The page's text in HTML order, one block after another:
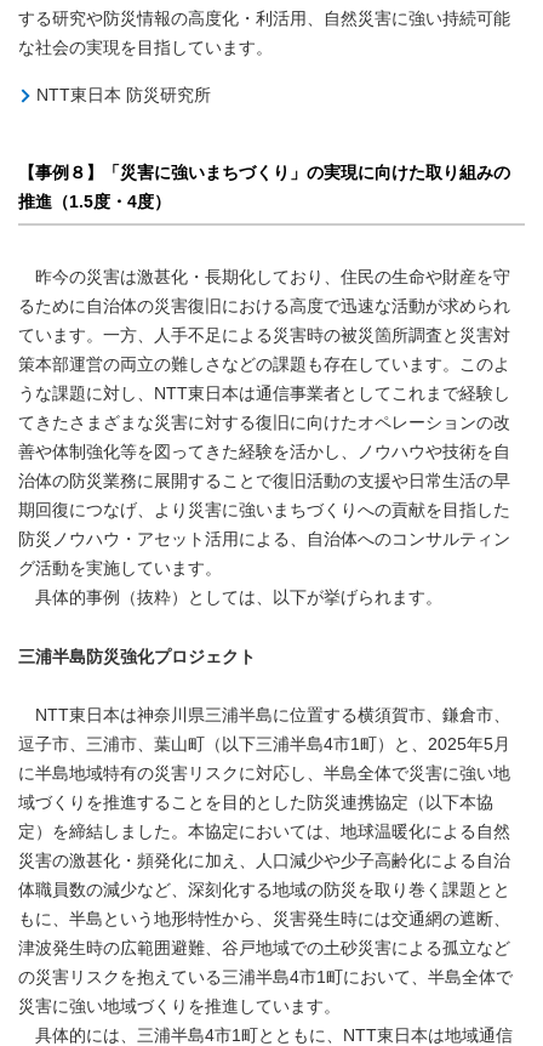
する研究や防災情報の高度化・利活用、自然災害に強い持続可能
な社会の実現を目指しています。
NTT東日本 防災研究所
【事例８】「災害に強いまちづくり」の実現に向けた取り組みの
推進（1.5度・4度）
昨今の災害は激甚化・長期化しており、住民の生命や財産を守
るために自治体の災害復旧における高度で迅速な活動が求められ
ています。一方、人手不足による災害時の被災箇所調査と災害対
策本部運営の両立の難しさなどの課題も存在しています。このよ
うな課題に対し、NTT東日本は通信事業者としてこれまで経験し
てきたさまざまな災害に対する復旧に向けたオペレーションの改
善や体制強化等を図ってきた経験を活かし、ノウハウや技術を自
治体の防災業務に展開することで復旧活動の支援や日常生活の早
期回復につなげ、より災害に強いまちづくりへの貢献を目指した
防災ノウハウ・アセット活用による、自治体へのコンサルティン
グ活動を実施しています。
具体的事例（抜粋）としては、以下が挙げられます。
三浦半島防災強化プロジェクト
NTT東日本は神奈川県三浦半島に位置する横須賀市、鎌倉市、
逗子市、三浦市、葉山町（以下三浦半島4市1町）と、2025年5月
に半島地域特有の災害リスクに対応し、半島全体で災害に強い地
域づくりを推進することを目的とした防災連携協定（以下本協
定）を締結しました。本協定においては、地球温暖化による自然
災害の激甚化・頻発化に加え、人口減少や少子高齢化による自治
体職員数の減少など、深刻化する地域の防災を取り巻く課題とと
もに、半島という地形特性から、災害発生時には交通網の遮断、
津波発生時の広範囲避難、谷戸地域での土砂災害による孤立など
の災害リスクを抱えている三浦半島4市1町において、半島全体で
災害に強い地域づくりを推進しています。
具体的には、三浦半島4市1町とともに、NTT東日本は地域通信